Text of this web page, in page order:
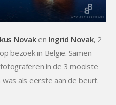
Novaken Ingrid Novak, 2
bezoek in België. Samen
in de 3 mooiste
als eerste aan de beurt.